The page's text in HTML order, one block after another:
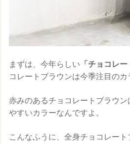
まずは、今年らしい 「チョコレ
コレートブラウンは今季注目のカ
赤みのあるチョコレートブラウ
やすいカラーなんですよ。
こんなふうに、全身チョコレー